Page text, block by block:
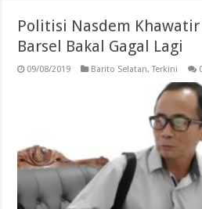
Politisi Nasdem Khawatir
Barsel Bakal Gagal Lagi
09/08/2019 Barito Selatan,Terkini